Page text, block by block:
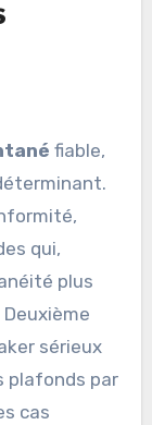
fiable,
qui,
plus
sérieux
plafonds par
cas